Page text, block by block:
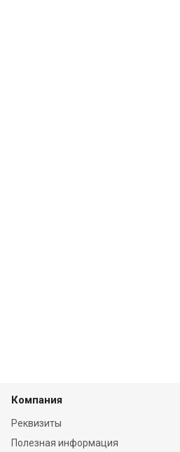
Компания
Реквизиты
Полезная информация